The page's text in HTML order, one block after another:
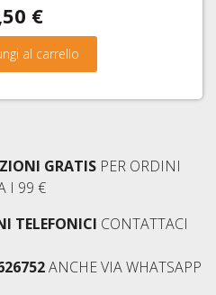
€
al carrello
GRATIS PER ORDINI
I 99 €
TELEFONICI CONTATTACI
ANCHE VIA WHATSAPP